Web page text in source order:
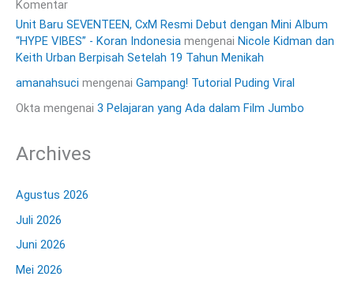
Komentar
Unit Baru SEVENTEEN, CxM Resmi Debut dengan Mini Album
“HYPE VIBES” - Koran Indonesia mengenai Nicole Kidman dan
Keith Urban Berpisah Setelah 19 Tahun Menikah
amanahsuci mengenai Gampang! Tutorial Puding Viral
Okta mengenai 3 Pelajaran yang Ada dalam Film Jumbo
Archives
Agustus 2026
Juli 2026
Juni 2026
Mei 2026